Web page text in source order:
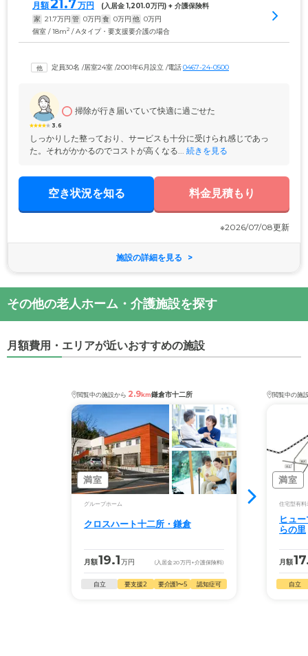
月額21.7万円 (入居金 1,201.0万円) + 介護保険料
家 21.7万円 管 0万円 食 0万円 他 0万円
個室 / 18m2 / Aタイプ・要支援要介護の場合
定員30名 /居室24室 /2001年6月設立 /電話0467-24-0500
3.6
掃除が行き届いていて快適に過ごせた
しっかりした整っており、サービスも十分に受けられ感じであっ
た。それがかかるのでコストが高くなる... 続きを見る
空き状況を知る 料金見積もり
※2026/07/08更新
施設の詳細を見る
その他の老人ホーム・介護施設を探す
月額費用・エリアが近いおすすめの施設
閲覧中の施設から 2.9km鎌倉市十二所
満室
グループホーム
クロスハート十二所・鎌倉
月額19.1万円 (入居金20万円 +介護保険料)
自立 要支援2 要介護1〜5 認知症可
閲覧中の施
満室
住宅型有料
ヒュ
らの里
月額
自立